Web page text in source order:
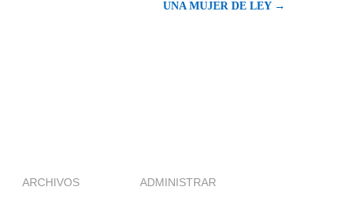
UNA MUJER DE LEY →
ARCHIVOS ADMINISTRAR